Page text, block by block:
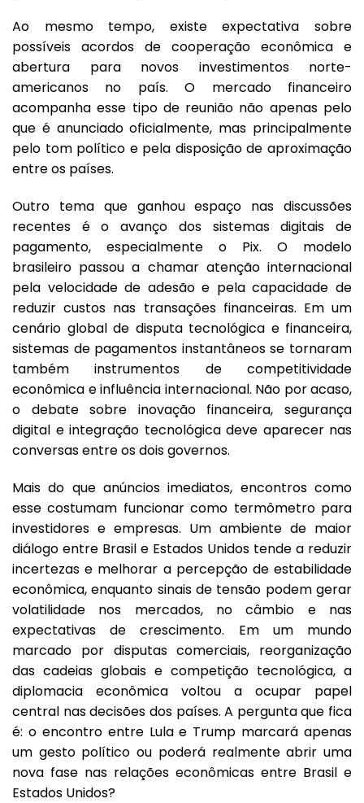
Ao mesmo tempo, existe expectativa sobre
possíveis acordos de cooperação econômica e
abertura para novos investimentos norte-
americanos no país. O mercado financeiro
acompanha esse tipo de reunião não apenas pelo
que é anunciado oficialmente, mas principalmente
pelo tom político e pela disposição de aproximação
entre os países.
Outro tema que ganhou espaço nas discussões
recentes é o avanço dos sistemas digitais de
pagamento, especialmente o Pix. O modelo
brasileiro passou a chamar atenção internacional
pela velocidade de adesão e pela capacidade de
reduzir custos nas transações financeiras. Em um
cenário global de disputa tecnológica e financeira,
sistemas de pagamentos instantâneos se tornaram
também instrumentos de competitividade
econômica e influência internacional. Não por acaso,
o debate sobre inovação financeira, segurança
digital e integração tecnológica deve aparecer nas
conversas entre os dois governos.
Mais do que anúncios imediatos, encontros como
esse costumam funcionar como termômetro para
investidores e empresas. Um ambiente de maior
diálogo entre Brasil e Estados Unidos tende a reduzir
incertezas e melhorar a percepção de estabilidade
econômica, enquanto sinais de tensão podem gerar
volatilidade nos mercados, no câmbio e nas
expectativas de crescimento. Em um mundo
marcado por disputas comerciais, reorganização
das cadeias globais e competição tecnológica, a
diplomacia econômica voltou a ocupar papel
central nas decisões dos países. A pergunta que fica
é: o encontro entre Lula e Trump marcará apenas
um gesto político ou poderá realmente abrir uma
nova fase nas relações econômicas entre Brasil e
Estados Unidos?